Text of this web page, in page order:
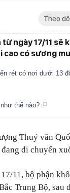
Theo
ngày 17/11 sẽ
cao có sương
rét có nơi dưới 13
thế nào?
Thuỷ văn
di chuyển
11, bộ phận
Trung Bộ, sau